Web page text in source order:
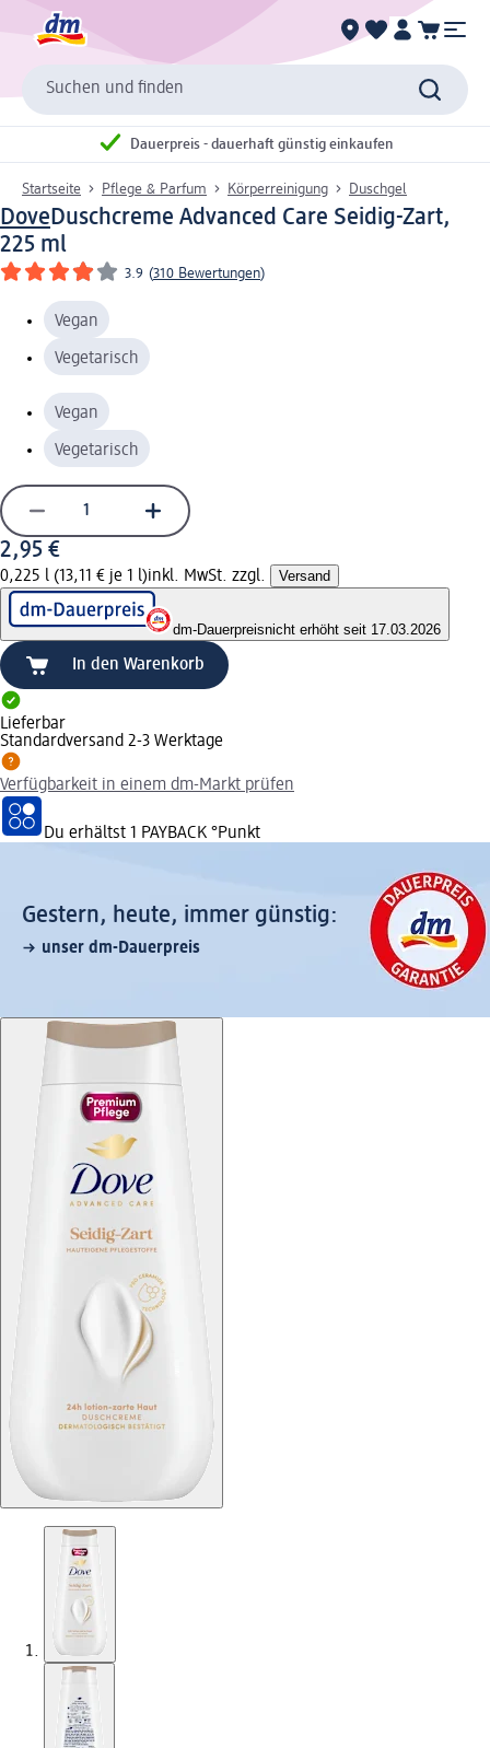
Suchen und finden
Dauerpreis - dauerhaft günstig einkaufen
Startseite Pflege & Parfum Körperreinigung Duschgel
DoveDuschcreme Advanced Care Seidig-Zart,
225 ml
3.9 (310 Bewertungen)
Vegan
Vegetarisch
Vegan
Vegetarisch
2,95 €
0,225 l (13,11 € je 1 l)inkl. MwSt. zzgl. Versand
dm-Dauerpreisnicht erhöht seit 17.03.2026
In den Warenkorb
Lieferbar
Standardversand 2-3 Werktage
Verfügbarkeit in einem dm-Markt prüfen
Du erhältst 1 PAYBACK °Punkt
Gestern, heute, immer günstig:
unser dm-Dauerpreis